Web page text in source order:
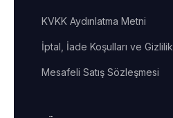
KVKK Aydınlatma Metni
İptal, İade Koşulları ve Gizlilik
Mesafeli Satış Sözleşmesi